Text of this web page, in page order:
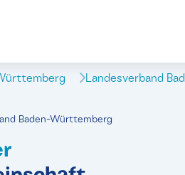
Landesverband
Baden-Württemberg